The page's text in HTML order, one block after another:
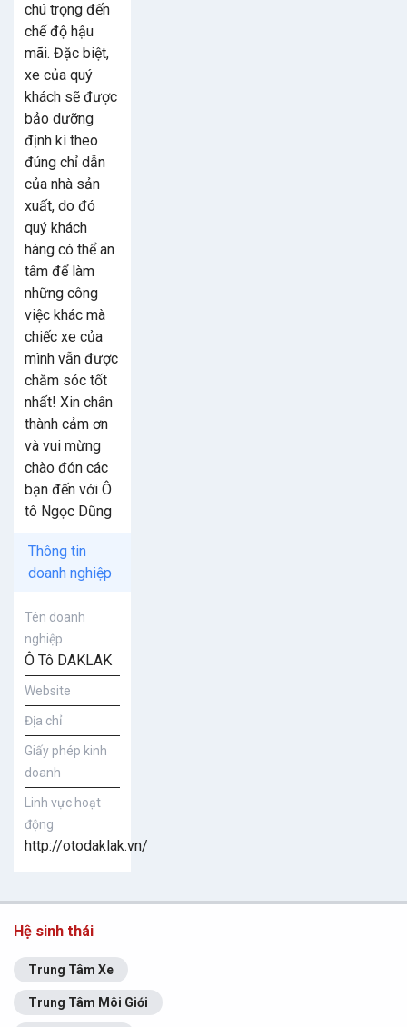
chú trọng đến
chế độ hậu
mãi. Đặc biệt,
xe của quý
khách sẽ được
bảo dưỡng
định kì theo
đúng chỉ dẫn
của nhà sản
xuất, do đó
quý khách
hàng có thể an
tâm để làm
những công
việc khác mà
chiếc xe của
mình vẫn được
chăm sóc tốt
nhất! Xin chân
thành cảm ơn
và vui mừng
chào đón các
bạn đến với Ô
tô Ngọc Dũng
Thông tin
doanh nghiệp
Tên doanh
nghiệp
Ô Tô DAKLAK
Website
Địa chỉ
Giấy phép kinh
doanh
Linh vực hoạt
động
http://otodaklak.vn/
Hệ sinh thái
Trung Tâm Xe
Trung Tâm Môi Giới